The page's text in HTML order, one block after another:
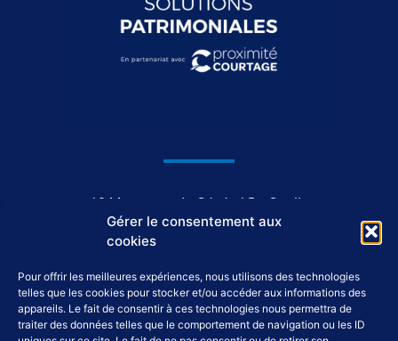
Gérer le consentement aux
cookies
Pour offrir les meilleures expériences, nous utilisons des technologies
telles que les cookies pour stocker et/ou accéder aux informations des
appareils. Le fait de consentir à ces technologies nous permettra de
traiter des données telles que le comportement de navigation ou les ID
1044, avenue du Général De Gaulle
37550 Saint-Avertin
02 46 46 98 98